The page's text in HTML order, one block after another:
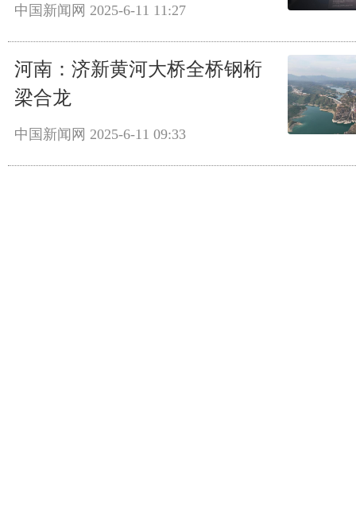
中国新闻网 2025-6-11 11:27
河南：济新黄河大桥全桥钢桁
梁合龙
中国新闻网 2025-6-11 09:33